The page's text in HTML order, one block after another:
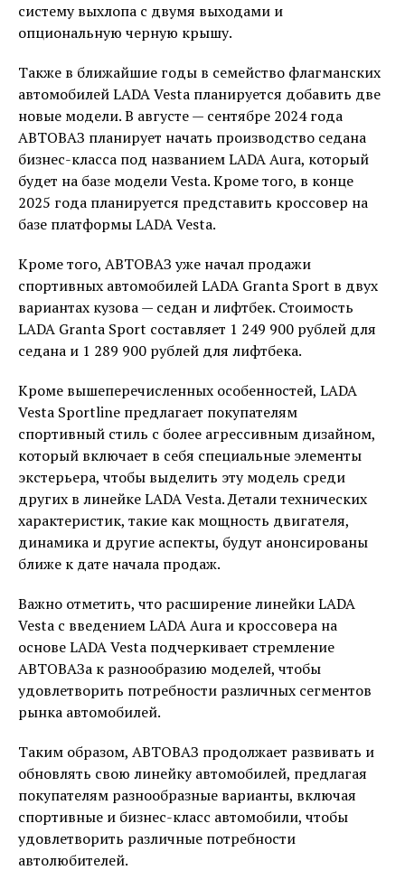
систему выхлопа с двумя выходами и
опциональную черную крышу.
Также в ближайшие годы в семейство флагманских
автомобилей LADA Vesta планируется добавить две
новые модели. В августе — сентябре 2024 года
АВТОВАЗ планирует начать производство седана
бизнес-класса под названием LADA Aura, который
будет на базе модели Vesta. Кроме того, в конце
2025 года планируется представить кроссовер на
базе платформы LADA Vesta.
Кроме того, АВТОВАЗ уже начал продажи
спортивных автомобилей LADA Granta Sport в двух
вариантах кузова — седан и лифтбек. Стоимость
LADA Granta Sport составляет 1 249 900 рублей для
седана и 1 289 900 рублей для лифтбека.
Кроме вышеперечисленных особенностей, LADA
Vesta Sportline предлагает покупателям
спортивный стиль с более агрессивным дизайном,
который включает в себя специальные элементы
экстерьера, чтобы выделить эту модель среди
других в линейке LADA Vesta. Детали технических
характеристик, такие как мощность двигателя,
динамика и другие аспекты, будут анонсированы
ближе к дате начала продаж.
Важно отметить, что расширение линейки LADA
Vesta с введением LADA Aura и кроссовера на
основе LADA Vesta подчеркивает стремление
АВТОВАЗа к разнообразию моделей, чтобы
удовлетворить потребности различных сегментов
рынка автомобилей.
Таким образом, АВТОВАЗ продолжает развивать и
обновлять свою линейку автомобилей, предлагая
покупателям разнообразные варианты, включая
спортивные и бизнес-класс автомобили, чтобы
удовлетворить различные потребности
автолюбителей.